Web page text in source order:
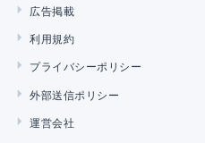
広告掲載
利用規約
プライバシーポリシー
外部送信ポリシー
運営会社